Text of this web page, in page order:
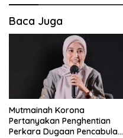
Baca Juga
Mutmainah Korona
Pertanyakan Penghentian
Perkara Dugaan Pencabulan